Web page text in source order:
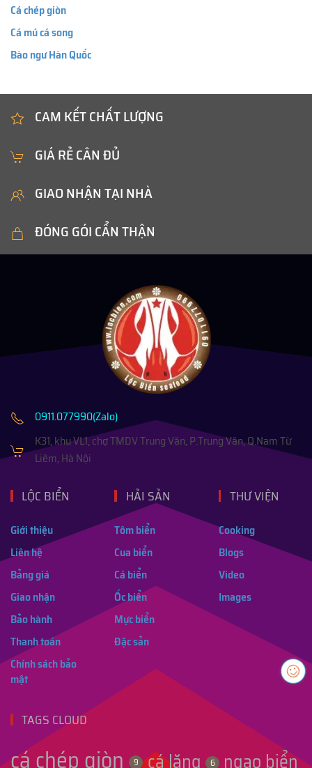
Cá chép giòn
Cá mú cá song
Bào ngư Hàn Quốc
CAM KẾT CHẤT LƯỢNG
GIÁ RẺ CÂN ĐỦ
GIAO NHẬN TẠI NHÀ
ĐÓNG GÓI CẨN THẬN
0911.077990(Zalo)
K31, khu VL1, chợ TMDV Trung Văn, P.Trung Văn, Q.Nam Từ
Liêm, Hà Nội
LỘC BIỂN
Giới thiệu
Liên hệ
Bảng giá
Giao nhận
Bảo hành
Thanh toán
Chính sách bảo
mật
HẢI SẢN
Tôm biển
Cua biển
Cá biển
Ốc biển
Mực biển
Đặc sản
THƯ VIỆN
Cooking
Blogs
Video
Images
TAGS CLOUD
cá chép giòn 9 cá lăng 6 ngao biển